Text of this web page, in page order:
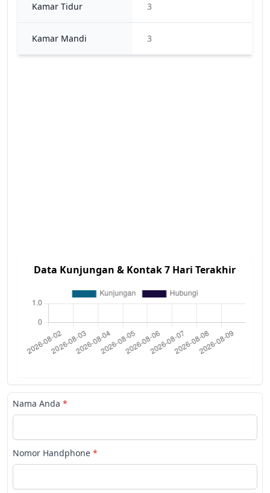
Kamar Tidur 3
Kamar Mandi 3
Data Kunjungan & Kontak 7 Hari Terakhir
Nama Anda *
Nomor Handphone *